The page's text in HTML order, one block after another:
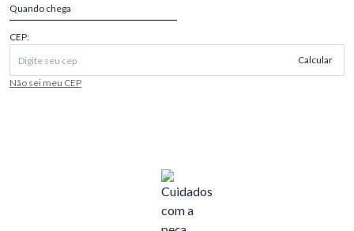
Quando chega
CEP:
Calcular
Não sei meu CEP